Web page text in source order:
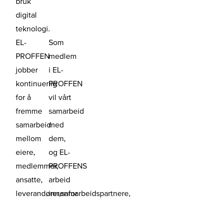
digital
teknologi.
EL-
PROFFEN
jobber
kontinuerlig
for å
fremme
samarbeid
mellom
eiere,
medlemmer,
ansatte,
leverandører,samarbeidspartnere,
Som
medlem
i EL-
PROFFEN
vil vårt
samarbeid
med
dem,
og EL-
PROFFENS
arbeid
innenfor